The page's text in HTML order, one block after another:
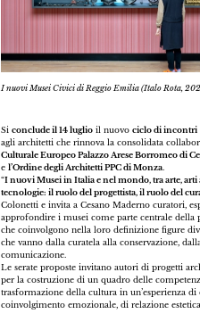
I nuovi Musei Civici di Reggio Emilia (Italo Rota,
Siconclude il 14 luglio il nuovociclo di incontri
agli architetti che rinnova la consolidata
Culturale Europeo Palazzo Arese Borromeo di
el’Ordine degli Architetti PPC di Monza.
“I nuovi Musei in Italia e nel mondo, tra arte, arti
tecnologie: il ruolo del progettista, il ruolo del
Colonetti e invita a Cesano Maderno curatori,
approfondire i musei come parte centrale della
che coinvolgono nella loro definizione figure
che vanno dalla curatela alla conservazione,
comunicazione.
Le serate proposte invitano autori di progetti
per la costruzione di un quadro delle
trasformazione della cultura in un’esperienza di
coinvolgimento emozionale, di relazione